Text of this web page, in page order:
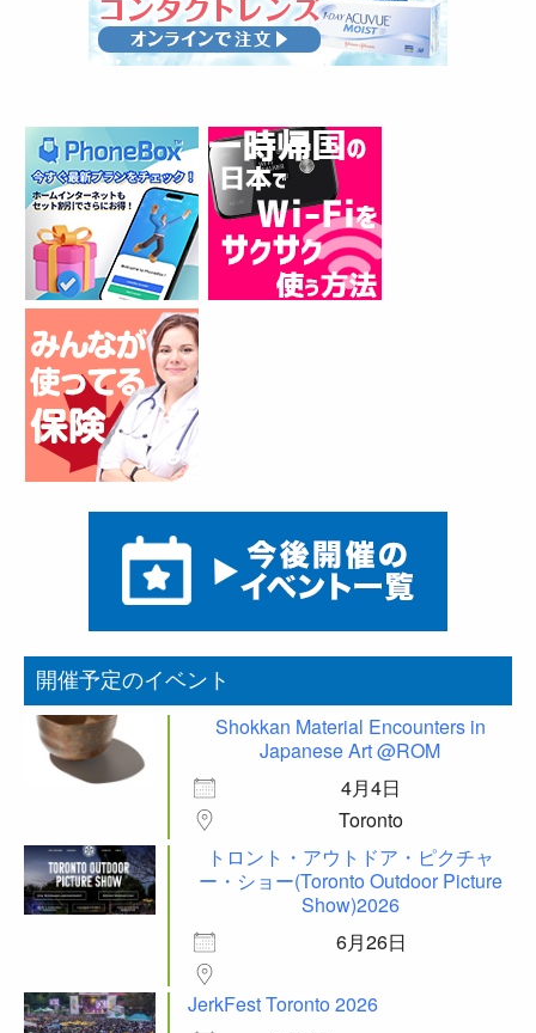
開催予定のイベント
Shokkan Material Encounters in
Japanese Art @ROM
4月4日
Toronto
トロント・アウトドア・ピクチャ
ー・ショー(Toronto Outdoor Picture
Show)2026
6月26日
JerkFest Toronto 2026